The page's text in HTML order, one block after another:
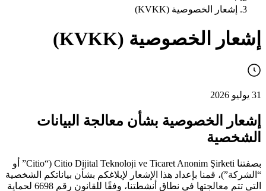
إشعار الخصوصية (KVKK)
إشعار الخصوصية (KVKK)
31 يوليو 2026
إشعار الخصوصية بشأن معالجة البيانات
الشخصية
بصفتنا Citio Dijital Teknoloji ve Ticaret Anonim Şirketi (“Citio” أو
“الشركة”)، قمنا بإعداد هذا الإشعار لإبلاغكم بشأن بياناتكم الشخصية
التي تتم معالجتها في نطاق أنشطتنا، وفقًا للقانون رقم 6698 لحماية